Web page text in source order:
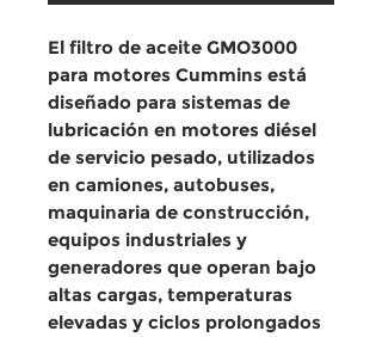
El filtro de aceite GMO3000
para motores Cummins está
diseñado para sistemas de
lubricación en motores diésel
de servicio pesado, utilizados
en camiones, autobuses,
maquinaria de construcción,
equipos industriales y
generadores que operan bajo
altas cargas, temperaturas
elevadas y ciclos prolongados